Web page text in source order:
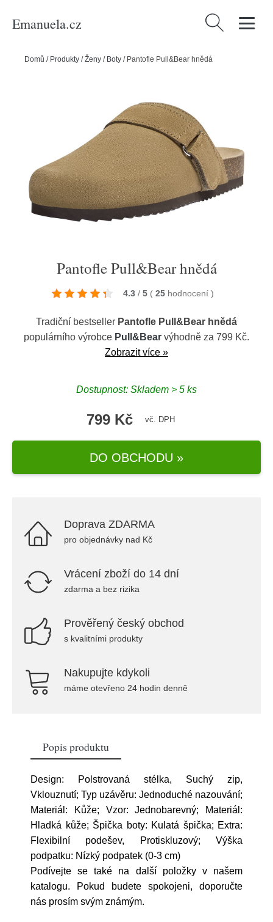
Emanuela.cz Vyhledávání
Domů / Produkty /Ženy / Boty / Pantofle Pull&Bear hnědá
Pantofle Pull&Bear hnědá
4.3 / 5 ( 25 hodnocení )
Tradiční bestseller Pantofle Pull&Bear hnědá
populárního výrobce Pull&Bear výhodně za 799 Kč.
Zobrazit více »
Dostupnost: Skladem > 5 ks
799 Kč vč. DPH
DO OBCHODU »
Doprava ZDARMA
pro objednávky nad Kč
Vrácení zboží do 14 dní
zdarma a bez rizika
Prověřený český obchod
s kvalitními produkty
Nakupujte kdykoli
máme otevřeno 24 hodin denně
Popis produktu
Design: Polstrovaná stélka, Suchý zip,
Vklouznutí; Typ uzávěru: Jednoduché nazouvání;
Materiál: Kůže; Vzor: Jednobarevný; Materiál:
Hladká kůže; Špička boty: Kulatá špička; Extra:
Flexibilní podešev, Protiskluzový; Výška
podpatku: Nízký podpatek (0-3 cm)
Podívejte se také na další položky v našem
katalogu. Pokud budete spokojeni, doporučte
nás prosím svým známým.